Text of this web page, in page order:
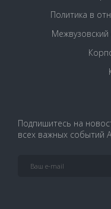
Политика в
Подпишитесь на
всех важных событий